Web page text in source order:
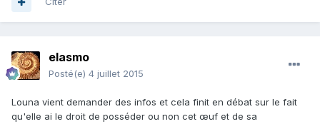
elasmo
Posté(e) 4 juillet 2015
Louna vient demander des infos et cela finit en débat sur le fait
qu'elle ai le droit de posséder ou non cet œuf et de sa